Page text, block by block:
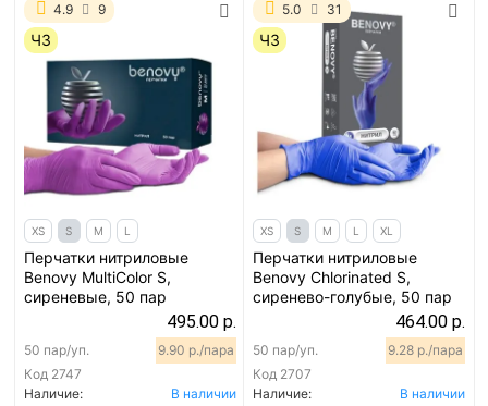
4.9 9
ЧЗ
XS S M L
Перчатки нитриловые
Benovy MultiColor S,
сиреневые, 50 пар
495.00 р.
Код 2747
50 пар/уп. 9.90 р./пара
Наличие:
В наличии
5.0 31
ЧЗ
XS S M L XL
Перчатки нитриловые
Benovy Chlorinated S,
сиренево-голубые, 50 пар
464.00 р.
Код 2707
50 пар/уп. 9.28 р./пара
Наличие:
В наличии